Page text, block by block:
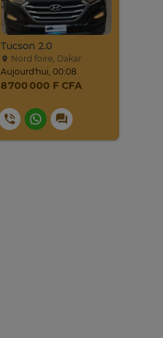
Tucson 2.0
Nord foire, Dakar
Aujourd'hui, 00:08
8 700 000 F CFA